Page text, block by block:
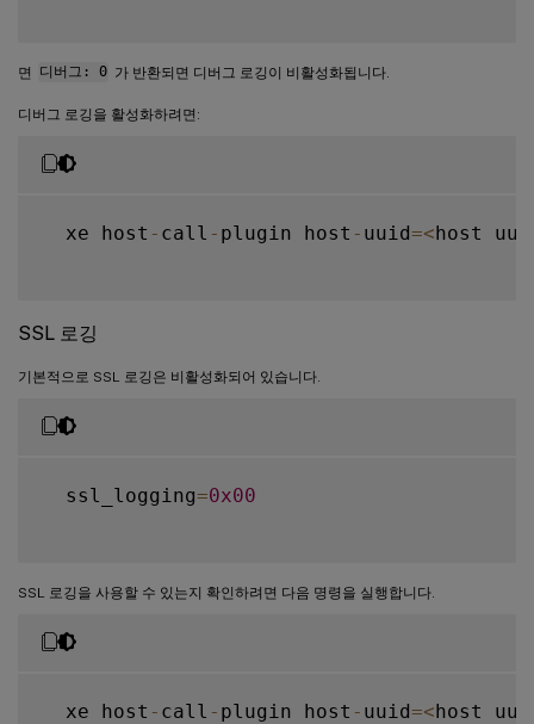
면 디버그: 0 가 반환되면 디버그 로깅이 비활성화됩니다.
디버그 로깅을 활성화하려면:
  xe host
- call - plugin host - uuid=<host
SSL 로깅
기본적으로 SSL 로깅은 비활성화되어 있습니다.
  ssl_logging
=0x00
SSL 로깅을 사용할 수 있는지 확인하려면 다음 명령을 실행합니다.
  xe host
- call - plugin host - uuid=<host